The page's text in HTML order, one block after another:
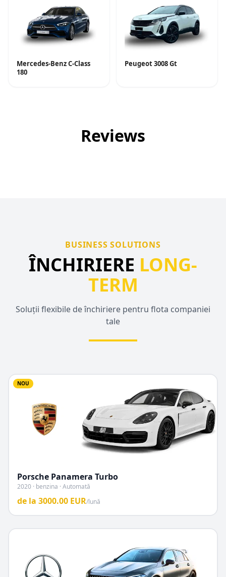
Mercedes-Benz C-Class
180
Peugeot 3008 Gt
Reviews
BUSINESS SOLUTIONS
ÎNCHIRIERE LONG-
TERM
Soluții flexibile de închiriere pentru flota companiei
tale
NOU
Porsche Panamera Turbo
2020 · benzina · Automată
de la 3000.00 EUR/lună